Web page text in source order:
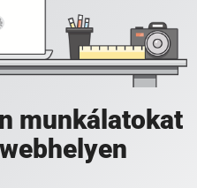
munkálatokat